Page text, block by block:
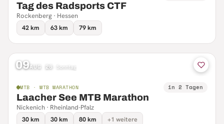
Tag des Radsports CTF
Rockenberg · Hessen
42 km
63 km 79 km
09AUG 26 Sonntag
MTB · MTB MARATHON in 2 Tagen
Laacher See MTB Marathon
Nickenich · Rheinland-Pfalz
30 km
30 km 80 km +1 weitere